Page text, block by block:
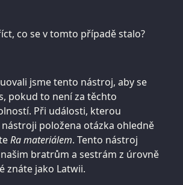
co se v tomto případě stalo?
jsme tento nástroj, aby se
pokud to není za těchto
Při události, kterou
položena otázka ohledně
Ra materiálem. Tento nástroj
bratrům a sestrám z úrovně
znáte jako Latwii.